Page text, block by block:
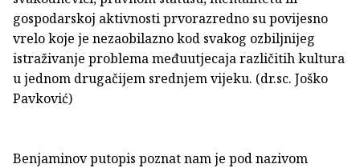
gospodarskoj aktivnosti prvorazredno su povijesno
vrelo koje je nezaobilazno kod svakog ozbiljnijeg
istraživanje problema međuutjecaja različitih kultura
u jednom drugačijem srednjem vijeku. (dr.sc. Joško
Pavković)
Benjaminov putopis poznat nam je pod nazivom